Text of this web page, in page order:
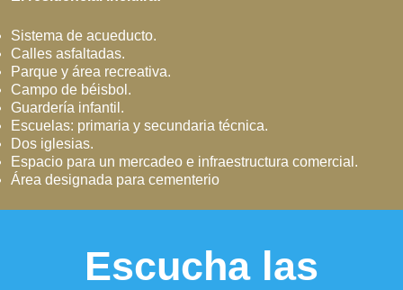
Sistema de acueducto.
Calles asfaltadas.
Parque y área recreativa.
Campo de béisbol.
Guardería infantil.
Escuelas: primaria y secundaria técnica.
Dos iglesias.
Espacio para un mercadeo e infraestructura comercial.
Área designada para cementerio
Escucha las